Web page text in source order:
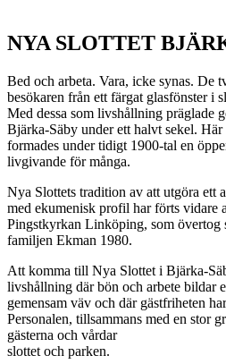
NYA SLOTTET
Bed och arbeta. Vara, icke synas. De
besökaren från ett färgat glasfönster i
Med dessa som livshållning präglade
Bjärka-Säby under ett halvt sekel. Här
formades under tidigt 1900-tal en
livgivande för många.
Nya Slottets tradition av att utgöra ett
med ekumenisk profil har förts vidare
Pingstkyrkan Linköping, som övertog
familjen Ekman 1980.
Att komma till Nya Slottet i Bjärka-
livshållning där bön och arbete bildar
gemensam väv och där gästfriheten
Personalen, tillsammans med en stor
gästerna och vårdar
slottet och parken.